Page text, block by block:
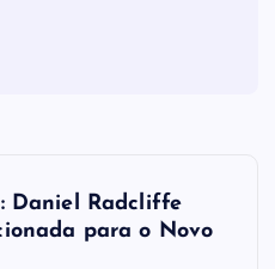
Daniel Radcliffe
para o Novo